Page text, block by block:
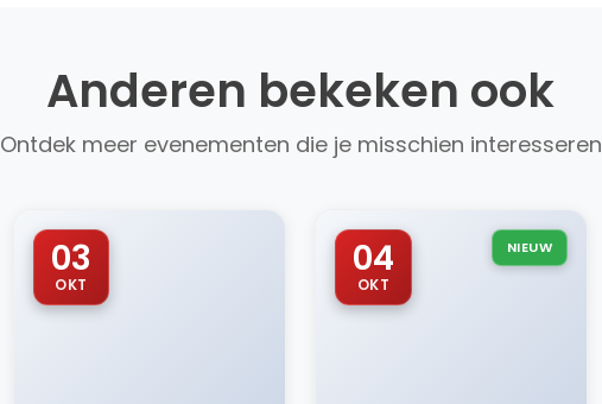
Anderen bekeken ook
Ontdek meer evenementen die je misschien interesseren
03
OKT
04
OKT
NIEUW